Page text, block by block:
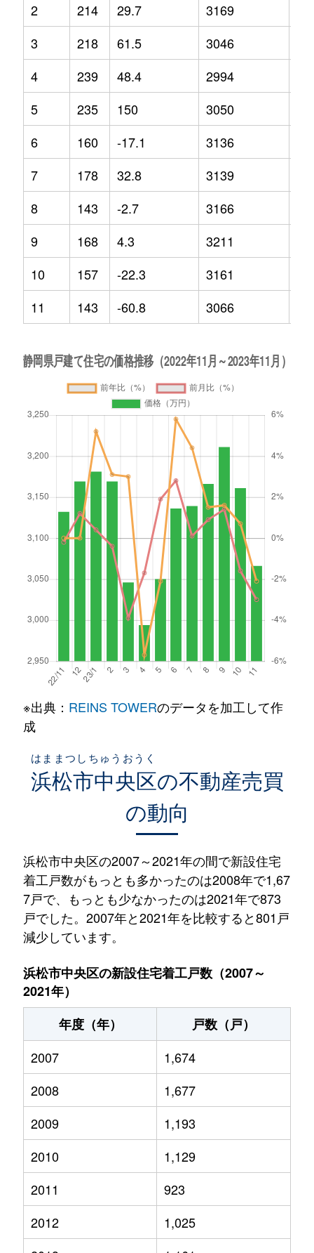
2
214 29.7 3169
3
218 61.5 3046
4
239 48.4 2994
5
235 150 3050
6
160 -17.1 3136
7
178 32.8 3139
8
143 -2.7 3166
9
168 4.3 3211
10
157 -22.3 3161
11
143 -60.8 3066
※出典： REINS TOWERのデータを加工して作
成
浜松市中央区
はままつしちゅうおうく
の不動産売買
の動向
浜松市中央区の2007～2021年の間で新設住宅
着工戸数がもっとも多かったのは2008年で1,67
7戸で、もっとも少なかったのは2021年で873
戸でした。2007年と2021年を比較すると801戸
減少しています。
浜松市中央区の新設住宅着工戸数（2007～
2021年）
年度（年）
戸数（戸）
2007
1,674
2008
1,677
2009
1,193
2010
1,129
2011
923
2012
1,025